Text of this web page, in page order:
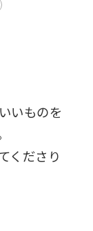
いものを
くださり